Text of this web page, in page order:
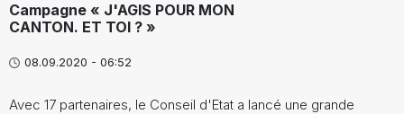
Campagne « J'AGIS POUR MON
CANTON. ET TOI ? »
08.09.2020 - 06:52
Avec 17 partenaires, le Conseil d'Etat a lancé une grande